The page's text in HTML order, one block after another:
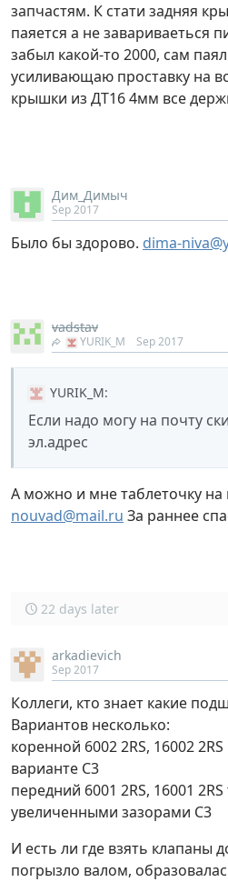
запчастям. К стати задняя
паяется а не завариваеться
забыл какой-то 2000, сам
усиливающаю проставку на
крышки из ДТ16 4мм все
Дим_Димыч
Sep 2017
Было бы здорово. dima-
vadstav
YURIK_M Sep 2017
YURIK_M:
Если надо могу на почту
эл.адрес
А можно и мне таблеточку на
nouvad@mail.ru За раннее
22 days later
arkadievich
Sep 2017
Коллеги, кто знает какие
Вариантов несколько:
коренной 6002 2RS, 16002
варианте С3
передний 6001 2RS, 16001
увеличенными зазорами С3
И есть ли где взять клапаны
погрызло валом,